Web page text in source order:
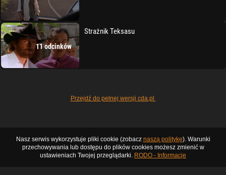
11 odcinków
Strażnik Teksasu
Przejdź do pełnej wersji cda.pl
Nasz serwis wykorzystuje pliki cookie (zobacz naszą politykę). Warunki
przechowywania lub dostępu do plików cookies możesz zmienić w
ustawieniach Twojej przeglądarki. RODO - Informacje